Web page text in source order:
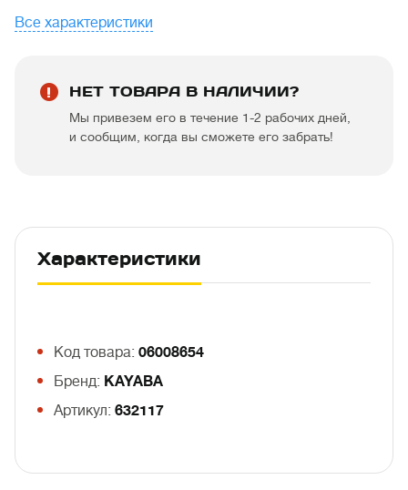
Все характеристики
НЕТ ТОВАРА В НАЛИЧИИ?
Мы привезем его в течение 1-2 рабочих дней,
и сообщим, когда вы сможете его забрать!
Характеристики
Код товара: 06008654
Бренд: KAYABA
Артикул: 632117